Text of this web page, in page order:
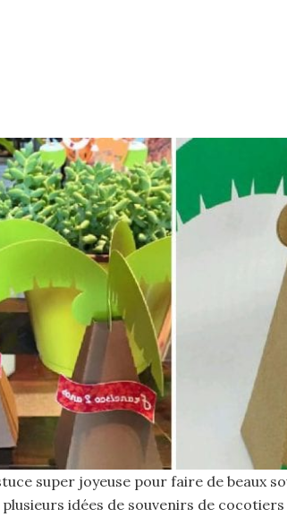
super joyeuse pour faire de beaux
idées de souvenirs de cocotiers